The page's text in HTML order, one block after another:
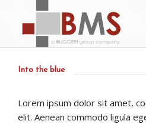
Into the blue
Lorem ipsum dolor sit amet,
elit. Aenean commodo ligula